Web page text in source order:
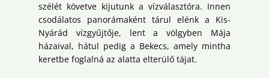
szélét követve kijutunk a vízválasztóra. Innen
csodálatos panorámaként tárul elénk a Kis-
Nyárád vízgyűjtője, lent a völgyben Mája
házaival, hátul pedig a Bekecs, amely mintha
keretbe foglalná az alatta elterülő tájat.